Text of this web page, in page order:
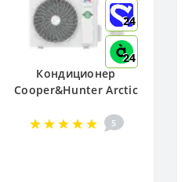
24
24
Кондиционер
Cooper&Hunter Arctic
NG (WI-FI)
5